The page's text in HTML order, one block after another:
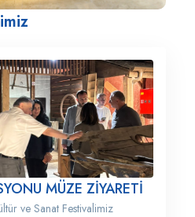
MÜZE ZİYARETİ
ve Sanat Festivalimiz